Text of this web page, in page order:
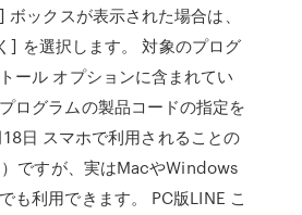
ックスが表示された場合は、
] を選択します。 対象のプログ
ール オプションに含まれてい
ログラムの製品コードの指定を
日 スマホで利用されることの
ですが、実はMacやWindows
も利用できます。 PC版LINE こ